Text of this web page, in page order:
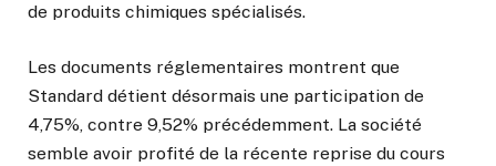
de produits chimiques spécialisés.
Les documents réglementaires montrent que
Standard détient désormais une participation de
4,75%, contre 9,52% précédemment. La société
semble avoir profité de la récente reprise du cours